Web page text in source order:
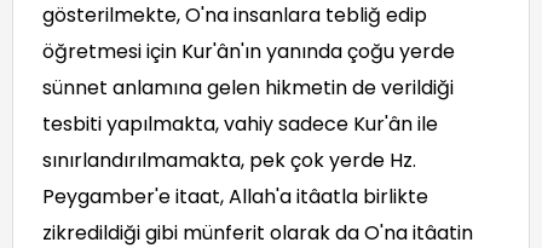
gösterilmekte, O'na insanlara tebliğ edip
öğretmesi için Kur'ân'ın yanında çoğu yerde
sünnet anlamına gelen hikmetin de verildiği
tesbiti yapılmakta, vahiy sadece Kur'ân ile
sınırlandırılmamakta, pek çok yerde Hz.
Peygamber'e itaat, Allah'a itâatla birlikte
zikredildiği gibi münferit olarak da O'na itâatin